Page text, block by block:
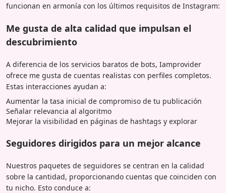
funcionan en armonía con los últimos requisitos de Instagram:
Me gusta de alta calidad que impulsan el
descubrimiento
A diferencia de los servicios baratos de bots, Iamprovider
ofrece me gusta de cuentas realistas con perfiles completos.
Estas interacciones ayudan a:
Aumentar la tasa inicial de compromiso de tu publicación
Señalar relevancia al algoritmo
Mejorar la visibilidad en páginas de hashtags y explorar
Seguidores dirigidos para un mejor alcance
Nuestros paquetes de seguidores se centran en la calidad
sobre la cantidad, proporcionando cuentas que coinciden con
tu nicho. Esto conduce a: